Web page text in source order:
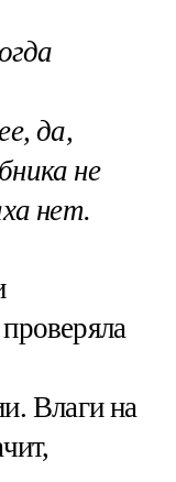
да,
не
нет.
Влаги на